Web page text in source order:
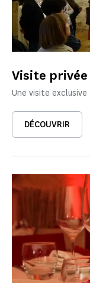
Visite privée
Une visite exclusive
DÉCOUVRIR